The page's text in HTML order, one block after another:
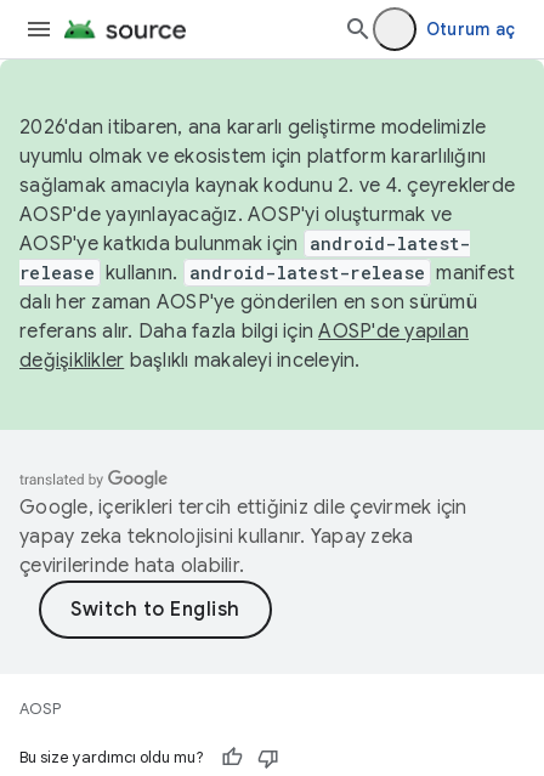
Oturum aç
2026'dan itibaren, ana kararlı geliştirme modelimizle
uyumlu olmak ve ekosistem için platform kararlılığını
sağlamak amacıyla kaynak kodunu 2. ve 4. çeyreklerde
AOSP'de yayınlayacağız. AOSP'yi oluşturmak ve
AOSP'ye katkıda bulunmak için
android-latest-
release kullanın. android-latest-release manifest
dalı her zaman AOSP'ye gönderilen en son sürümü
referans alır. Daha fazla bilgi içinAOSP'de yapılan
değişiklikler başlıklı makaleyi inceleyin.
Google, içerikleri tercih ettiğiniz dile çevirmek için
yapay zeka teknolojisini kullanır. Yapay zeka
çevirilerinde hata olabilir.
AOSP
Bu size yardımcı oldu mu?